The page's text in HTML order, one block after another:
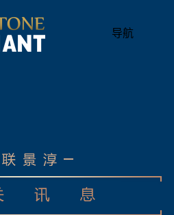
导航